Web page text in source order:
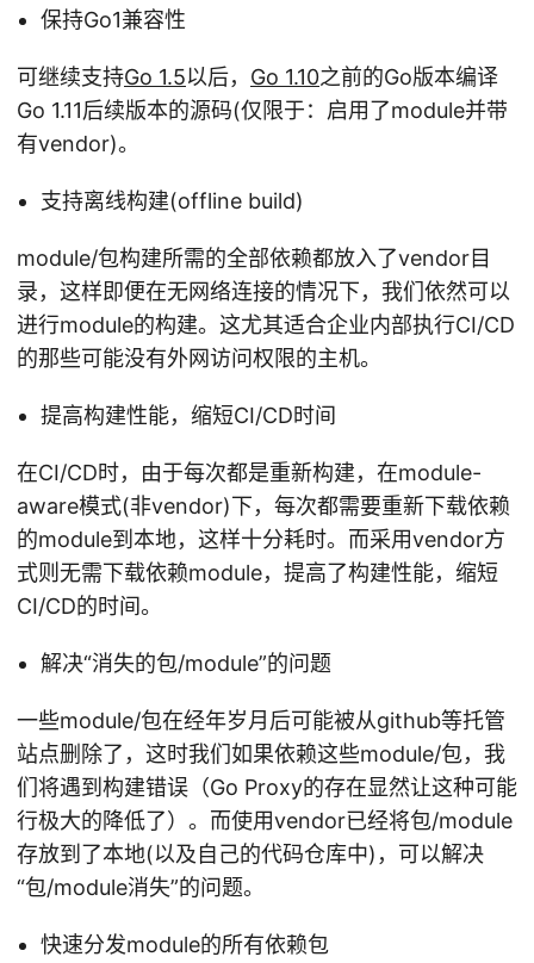
保持Go1兼容性
可继续支持Go 1.5以后， Go 1.10之前的Go版本编译
Go 1.11后续版本的源码(仅限于：启用了module并带
有vendor)。
支持离线构建(offline build)
module/包构建所需的全部依赖都放入了vendor目
录，这样即便在无网络连接的情况下，我们依然可以
进行module的构建。这尤其适合企业内部执行CI/CD
的那些可能没有外网访问权限的主机。
提高构建性能，缩短CI/CD时间
在CI/CD时，由于每次都是重新构建，在module-
aware模式(非vendor)下，每次都需要重新下载依赖
的module到本地，这样十分耗时。而采用vendor方
式则无需下载依赖module，提高了构建性能，缩短
CI/CD的时间。
解决“消失的包/module”的问题
一些module/包在经年岁月后可能被从github等托管
站点删除了，这时我们如果依赖这些module/包，我
们将遇到构建错误（Go Proxy的存在显然让这种可能
行极大的降低了）。而使用vendor已经将包/module
存放到了本地(以及自己的代码仓库中)，可以解决
“包/module消失”的问题。
快速分发module的所有依赖包